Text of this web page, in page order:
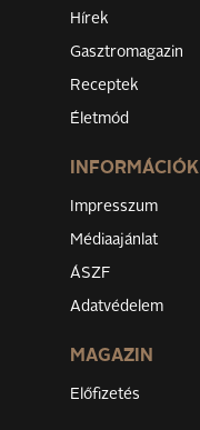
Hírek
Gasztromagazin
Receptek
Életmód
INFORMÁCIÓK
Impresszum
Médiaajánlat
ÁSZF
Adatvédelem
MAGAZIN
Előfizetés